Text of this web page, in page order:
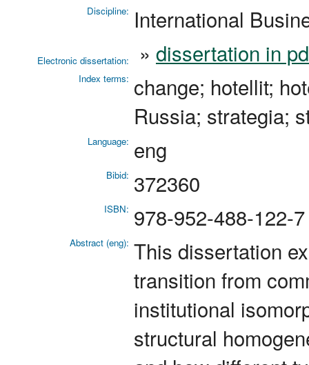
Discipline: International
Electronic dissertation: » dissertation in
Index terms: change; hotellit;
Russia; strategia;
Language: eng
Bibid: 372360
ISBN: 978-952-488-122-7
Abstract (eng): This dissertation
transition from
institutional
structural